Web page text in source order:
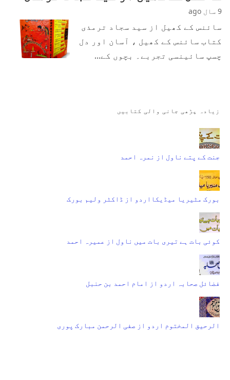
9 سال ago
سائنس کے کھیل از سید سجاد ترمذی
کتاب سائنس کے کھیل ، آسان اور دل
چسپ سائینسی تجربے۔ بچوں کے…
زیادہ پڑھی جانی والی کتابیں
جنت کے پتے ناول از نمرہ احمد
بورک مٹیریا میڈیکااردو از ڈاکٹر ولیم بورک
کوئی بات ہے تیری بات میں ناول از عمیرہ احمد
فضائل صحابہ اردو از امام احمد بن حنبل
الرحیق المختوم اردو از صفی الرحمن مبارک پوری